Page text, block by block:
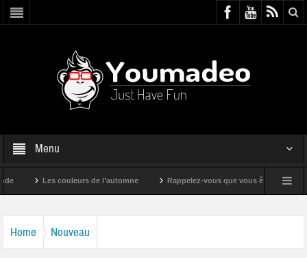
Menu
Les couleurs de l’automne Rappelez-vous que vous êtes super !
Home Nouveau